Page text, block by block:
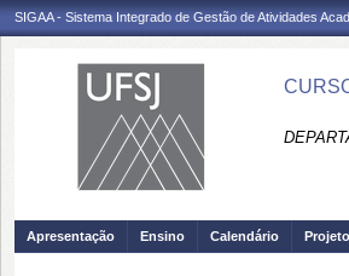
SIGAA - Sistema Integrado de Gestão de Atividades
Apresentação Ensino Calendário